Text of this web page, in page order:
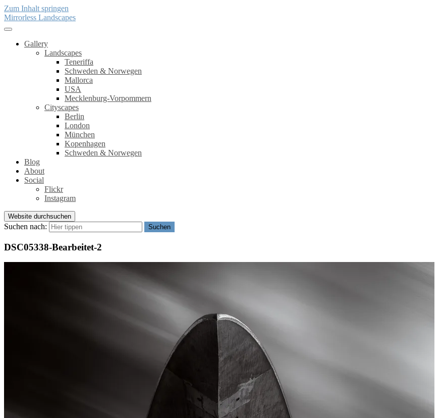
Zum Inhalt springen
Mirrorless Landscapes
Gallery
Landscapes
Teneriffa
Schweden & Norwegen
Mallorca
USA
Mecklenburg-Vorpommern
Cityscapes
Berlin
London
München
Kopenhagen
Schweden & Norwegen
Blog
About
Social
Flickr
Instagram
Website durchsuchen
Suchen nach: Suchen
DSC05338-Bearbeitet-2